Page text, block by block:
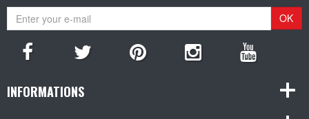
OK
INFORMATIONS